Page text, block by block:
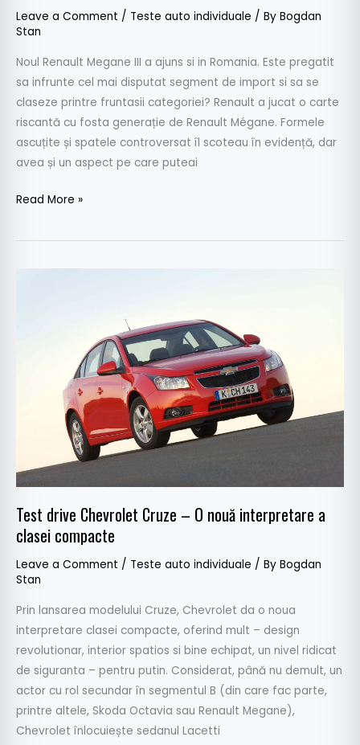
Leave a Comment / Teste auto individuale / By Bogdan
Stan
Noul Renault Megane III a ajuns si in Romania. Este pregatit
sa infrunte cel mai disputat segment de import si sa se
claseze printre fruntasii categoriei? Renault a jucat o carte
riscantă cu fosta generație de Renault Mégane. Formele
ascuțite și spatele controversat îl scoteau în evidență, dar
avea și un aspect pe care puteai
Read More »
Test drive Chevrolet Cruze – O nouă interpretare a
clasei compacte
Leave a Comment / Teste auto individuale / By Bogdan
Stan
Prin lansarea modelului Cruze, Chevrolet da o noua
interpretare clasei compacte, oferind mult – design
revolutionar, interior spatios si bine echipat, un nivel ridicat
de siguranta – pentru putin. Considerat, până nu demult, un
actor cu rol secundar în segmentul B (din care fac parte,
printre altele, Skoda Octavia sau Renault Megane),
Chevrolet înlocuiește sedanul Lacetti
interpretare